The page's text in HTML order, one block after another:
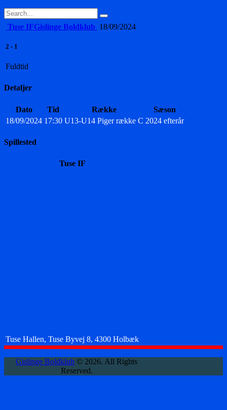
Tuse IFGislinge Boldklub 18/09/2024
2 - 1
Fuldtid
Detaljer
Dato Tid Række
Sæson
18/09/2024 17:30 U13-U14 Piger række C 2024 efterår
Spillested
Tuse IF
Tuse Hallen, Tuse Byvej 8, 4300 Holbæk
Gislinge Boldklub © 2026. All Rights
Reserved.